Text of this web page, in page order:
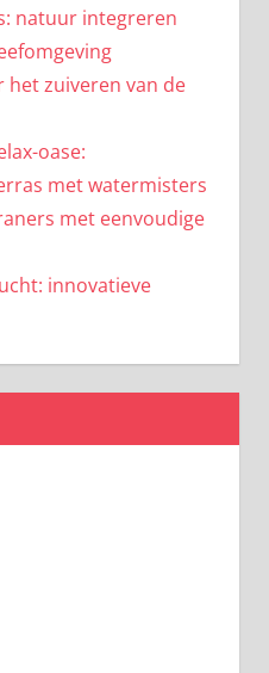
natuur integreren
het zuiveren van de
oase:
met watermisters
met eenvoudige
innovatieve